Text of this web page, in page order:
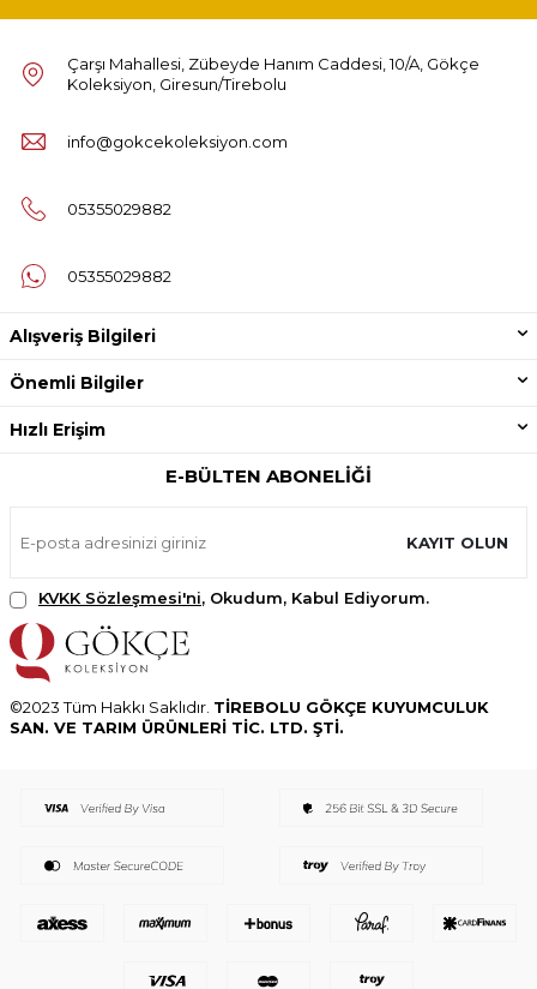
Çarşı Mahallesi, Zübeyde Hanım Caddesi, 10/A, Gökçe
Koleksiyon, Giresun/Tirebolu
info@gokcekoleksiyon.com
05355029882
05355029882
Alışveriş Bilgileri
Önemli Bilgiler
Hızlı Erişim
E-BÜLTEN ABONELIĞI
KAYIT OLUN
KVKK Sözleşmesi'ni, Okudum, Kabul Ediyorum.
©2023 Tüm Hakkı Saklıdır. TİREBOLU GÖKÇE KUYUMCULUK
SAN. VE TARIM ÜRÜNLERİ TİC. LTD. ŞTİ.